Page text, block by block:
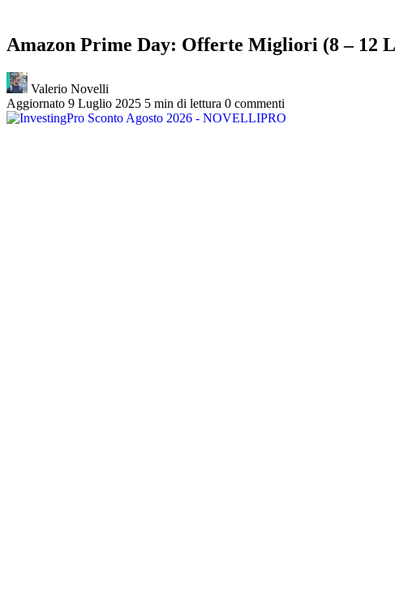
Amazon Prime Day: Offerte Migliori (8 – 12
Valerio Novelli
Aggiornato 9 Luglio 2025 5 min di lettura 0 commenti